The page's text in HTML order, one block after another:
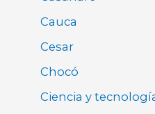
Cauca
Cesar
Chocó
Ciencia y